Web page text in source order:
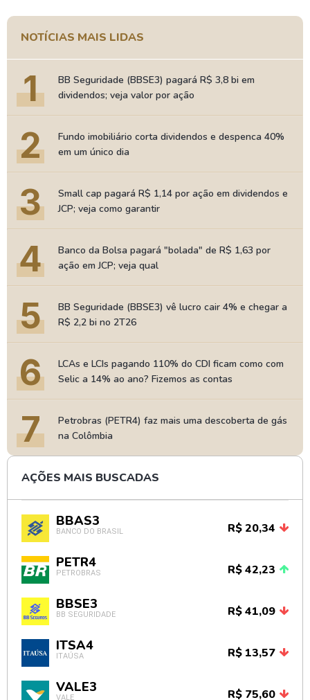
NOTÍCIAS MAIS LIDAS
1
BB Seguridade (BBSE3) pagará R$ 3,8 bi em
dividendos; veja valor por ação
2
Fundo imobiliário corta dividendos e despenca 40%
em um único dia
3
Small cap pagará R$ 1,14 por ação em dividendos e
JCP; veja como garantir
4
Banco da Bolsa pagará "bolada" de R$ 1,63 por
ação em JCP; veja qual
5
BB Seguridade (BBSE3) vê lucro cair 4% e chegar a
R$ 2,2 bi no 2T26
6
LCAs e LCIs pagando 110% do CDI ficam como com
Selic a 14% ao ano? Fizemos as contas
7
Petrobras (PETR4) faz mais uma descoberta de gás
na Colômbia
AÇÕES MAIS BUSCADAS
BBAS3
BANCO DO BRASIL R$ 20,34
PETR4
PETROBRAS R$ 42,23
BBSE3
BB SEGURIDADE R$ 41,09
ITSA4
ITAÚSA R$ 13,57
VALE3
VALE R$ 75,60